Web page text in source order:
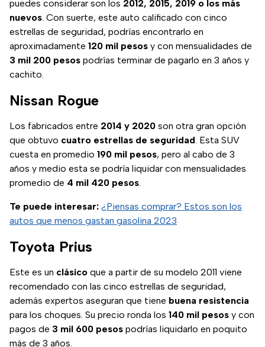
puedes considerar son los 2012, 2015, 2019 o los más
nuevos. Con suerte, este auto calificado con cinco
estrellas de seguridad, podrías encontrarlo en
aproximadamente 120 mil pesos y con mensualidades de
3 mil 200 pesos podrías terminar de pagarlo en 3 años y
cachito.
Nissan Rogue
Los fabricados entre 2014 y 2020 son otra gran opción
que obtuvo cuatro estrellas de seguridad. Esta SUV
cuesta en promedio 190 mil pesos, pero al cabo de 3
años y medio esta se podría liquidar con mensualidades
promedio de 4 mil 420 pesos.
Te puede interesar: ¿Piensas comprar? Estos son los
autos que menos gastan gasolina 2023
Toyota Prius
Este es un clásico que a partir de su modelo 2011 viene
recomendado con las cinco estrellas de seguridad,
además expertos aseguran que tiene buena resistencia
para los choques. Su precio ronda los 140 mil pesos y con
pagos de 3 mil 600 pesos podrías liquidarlo en poquito
más de 3 años.